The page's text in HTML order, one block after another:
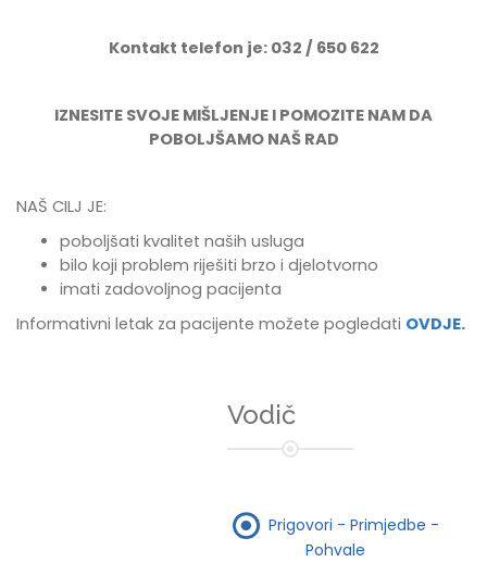
Kontakt telefon je: 032 / 650 622
IZNESITE SVOJE MIŠLJENJE I POMOZITE NAM DA
POBOLJŠAMO NAŠ RAD
NAŠ CILJ JE:
poboljšati kvalitet naših usluga
bilo koji problem riješiti brzo i djelotvorno
imati zadovoljnog pacijenta
Informativni letak za pacijente možete pogledati OVDJE.
Vodič
Prigovori - Primjedbe -
Pohvale